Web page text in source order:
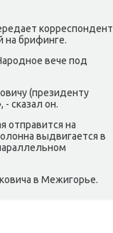
корреспондент
на брифинге.
вече под
(президенту
сказал он.
отправится на
выдвигается в
в Межигорье.